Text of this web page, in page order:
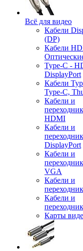
Всё для видео
Кабели
(DP)
Кабели
Type-C -
DisplayPort
Кабели
Type-C,
Кабели и
HDMI
Кабели и
DisplayPort
Кабели и
VGA
Кабели и
Кабели и
Карты